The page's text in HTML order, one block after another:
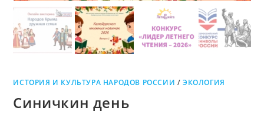
ИСТОРИЯ И КУЛЬТУРА НАРОДОВ РОССИИ /ЭКОЛОГИЯ
Синичкин день